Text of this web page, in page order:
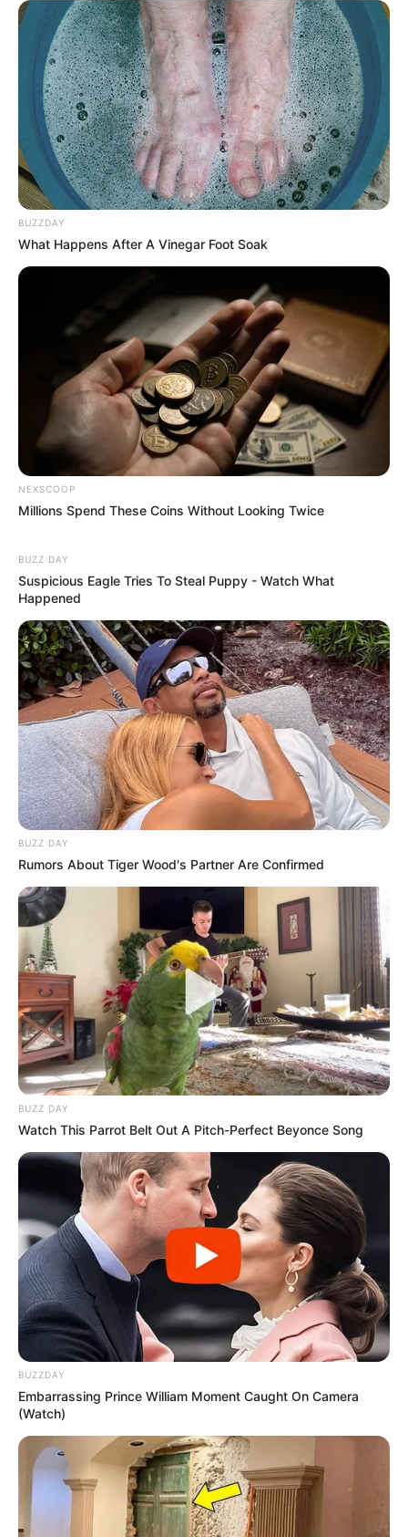
BUZZDAY
What Happens After A Vinegar Foot Soak
NEXSCOOP
Millions Spend These Coins Without Looking Twice
BUZZ DAY
Suspicious Eagle Tries To Steal Puppy - Watch What
Happened
BUZZ DAY
Rumors About Tiger Wood's Partner Are Confirmed
BUZZ DAY
Watch This Parrot Belt Out A Pitch-Perfect Beyonce Song
BUZZDAY
Embarrassing Prince William Moment Caught On Camera
(Watch)